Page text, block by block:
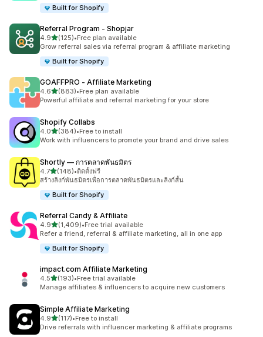
Built for Shopify
Referral Program ‑ Shopjar
4.9เต็ม 5 ดาว
(125)
ทั้งหมด 125 รีวิว
•Free plan available
Grow referral sales via referral program & affiliate marketing
Built for Shopify
GOAFFPRO ‑ Affiliate Marketing
4.6เต็ม 5 ดาว
(883)
ทั้งหมด 883 รีวิว
•Free plan available
Powerful affiliate and referral marketing for your store
Shopify Collabs
4.0เต็ม 5 ดาว
(384)
ทั้งหมด 384 รีวิว
•Free to install
Work with influencers to promote your brand and drive sales
Shortly — การตลาดพันธมิตร
4.7เต็ม 5 ดาว
(148)
ทั้งหมด 148 รีวิว
•ติดตั้งฟรี
สร้างลิงก์พันธมิตรเพื่อการตลาดพันธมิตรและลิงก์สั้น
Built for Shopify
Referral Candy & Affiliate
4.9เต็ม 5 ดาว
(1,409)
ทั้งหมด 1409 รีวิว
•Free trial available
Refer a friend, referral & affiliate marketing, all in one app
Built for Shopify
impact.com Affiliate Marketing
4.5เต็ม 5 ดาว
(193)
ทั้งหมด 193 รีวิว
•Free trial available
Manage affiliates & influencers to acquire new customers
Simple Affiliate Marketing
4.9เต็ม 5 ดาว
(117)
ทั้งหมด 117 รีวิว
•Free to install
Drive referrals with influencer marketing & affiliate programs